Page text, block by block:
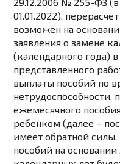
01.01.2022),
возможен на
заявления о замене
(календарного года)
представленного
выплаты пособий по
нетрудоспособности,
ежемесячного
ребенком (далее –
имеет обратной силы,
пособий на